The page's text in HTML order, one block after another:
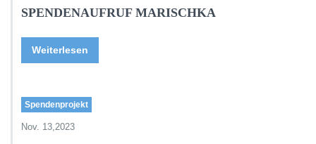
SPENDENAUFRUF MARISCHKA
Weiterlesen
Spendenprojekt
Nov. 13,2023